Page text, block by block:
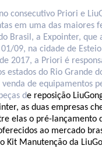
consecutivo Priori e
em uma das maiores
Brasil, a Expointer, que
09, na cidade de
2017, a Priori é
estados do Rio Grande
de equipamentos
de reposição
as duas empresas
elas o pré-lançamento
ao mercado
Kit Manutenção da